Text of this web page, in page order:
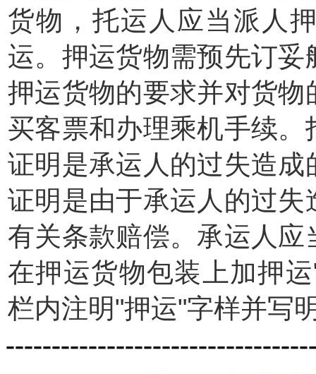
货物，托运人应当派人
运。押运货物需预先订
押运货物的要求并对货
买客票和办理乘机手续
证明是承运人的过失造
证明是由于承运人的过
有关条款赔偿。承运人
在押运货物包装上加押
栏内注明"押运"字样并写